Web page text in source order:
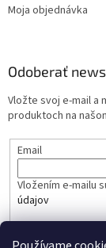
Moja objednávka
Odoberať
Vložte svoj e-mail a
produktoch na
Email
Vložením e-mailu
údajov
PRIHLÁSIŤ SA